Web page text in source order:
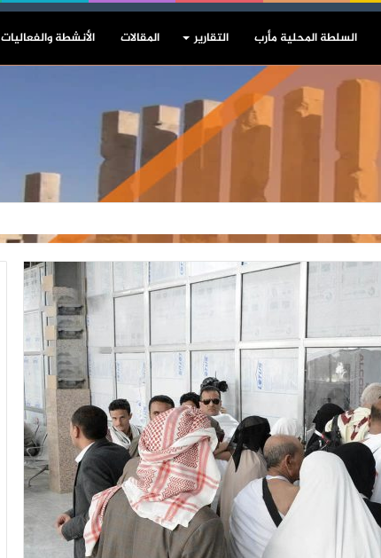
السلطة المحلية مأرب التقارير المقالات الأنشطة والفعاليات